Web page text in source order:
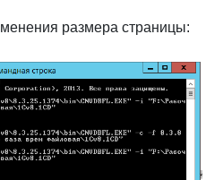
размера страницы: